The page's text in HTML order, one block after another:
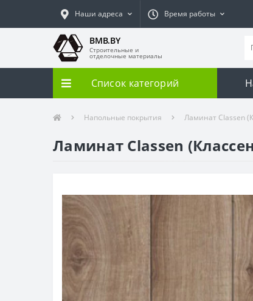
Наши адреса Время работы
BMB.BY
Строительные и
отделочные материалы
Список категорий
Напольные покрытия Ламинат Classen
Ламинат Classen